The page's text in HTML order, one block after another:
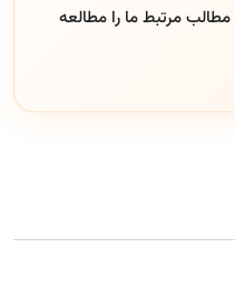
مطالب مرتبط ما را مطالعه